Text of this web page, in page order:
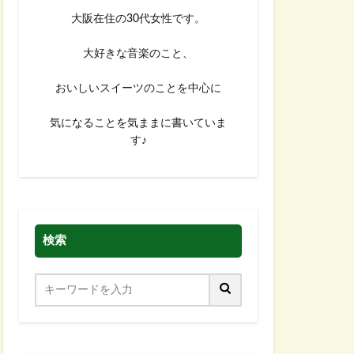
大阪在住の30代女性です。
大好きな音楽のこと、
おいしいスイーツのことを中心に
気になることを気ままに書いていま
す♪
検索